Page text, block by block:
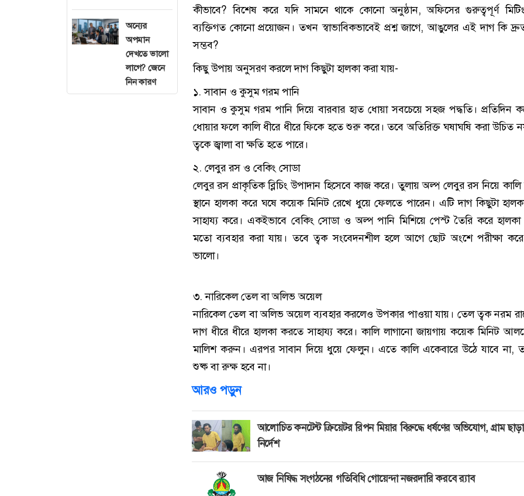
অন্যের
অপমান
দেখতে ভালো
লাগে? জেনে
নিন কারণ
কীভাবে? বিশেষ করে যদি সামনে থাকে কোনো অনুষ্ঠান, অফিসের গুরুত্বপূর্ণ
ব্যক্তিগত কোনো প্রয়োজন। তখন স্বাভাবিকভাবেই প্রশ্ন জাগে, আঙুলের এই দাগ কি
সম্ভব?
কিছু উপায় অনুসরণ করলে দাগ কিছুটা হালকা করা যায়-
১. সাবান ও কুসুম গরম পানি
সাবান ও কুসুম গরম পানি দিয়ে বারবার হাত ধোয়া সবচেয়ে সহজ পদ্ধতি। প্রতিদিন
ধোয়ার ফলে কালি ধীরে ধীরে ফিকে হতে শুরু করে। তবে অতিরিক্ত ঘষাঘষি করা উচিত
ত্বকে জ্বালা বা ক্ষতি হতে পারে।
২. লেবুর রস ও বেকিং সোডা
লেবুর রস প্রাকৃতিক ব্লিচিং উপাদান হিসেবে কাজ করে। তুলায় অল্প লেবুর রস নিয়ে কালি
স্থানে হালকা করে ঘষে কয়েক মিনিট রেখে ধুয়ে ফেলতে পারেন। এটি দাগ কিছুটা
সাহায্য করে। একইভাবে বেকিং সোডা ও অল্প পানি মিশিয়ে পেস্ট তৈরি করে হালকা
মতো ব্যবহার করা যায়। তবে ত্বক সংবেদনশীল হলে আগে ছোট অংশে পরীক্ষা
ভালো।
৩. নারিকেল তেল বা অলিভ অয়েল
নারিকেল তেল বা অলিভ অয়েল ব্যবহার করলেও উপকার পাওয়া যায়। তেল ত্বক নরম
দাগ ধীরে ধীরে হালকা করতে সাহায্য করে। কালি লাগানো জায়গায় কয়েক মিনিট
মালিশ করুন। এরপর সাবান দিয়ে ধুয়ে ফেলুন। এতে কালি একেবারে উঠে যাবে না,
শুষ্ক বা রুক্ষ হবে না।
আরও পড়ুন
আলোচিত কনটেন্ট ক্রিয়েটর রিপন মিয়ার বিরুদ্ধে ধর্ষণের অভিযোগ, গ্রাম
নির্দেশ
আজ নিষিদ্ধ সংগঠনের গতিবিধি গোয়েন্দা নজরদারি করবে র‍্যাব